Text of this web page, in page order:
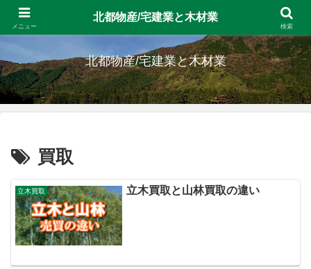
留萌の宅建業と十勝の素材生産 北海道拠点の会社です。
北都物産/宅建業と木材業
買取
立木買取 立木買取と山林買取の違い
メニュー
北都物産/宅建業と木材業
検索